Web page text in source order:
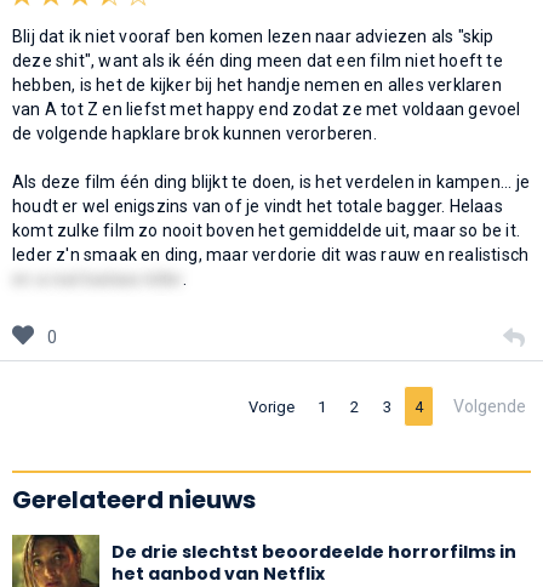
Blij dat ik niet vooraf ben komen lezen naar adviezen als "skip
deze shit", want als ik één ding meen dat een film niet hoeft te
hebben, is het de kijker bij het handje nemen en alles verklaren
van A tot Z en liefst met happy end zodat ze met voldaan gevoel
de volgende hapklare brok kunnen verorberen.
Als deze film één ding blijkt te doen, is het verdelen in kampen... je
houdt er wel enigszins van of je vindt het totale bagger. Helaas
komt zulke film zo nooit boven het gemiddelde uit, maar so be it.
Ieder z'n smaak en ding, maar verdorie dit was rauw en realistisch
0
Vorige 1 2 3 4 Volgende
Gerelateerd nieuws
De drie slechtst beoordeelde horrorfilms in
het aanbod van Netflix